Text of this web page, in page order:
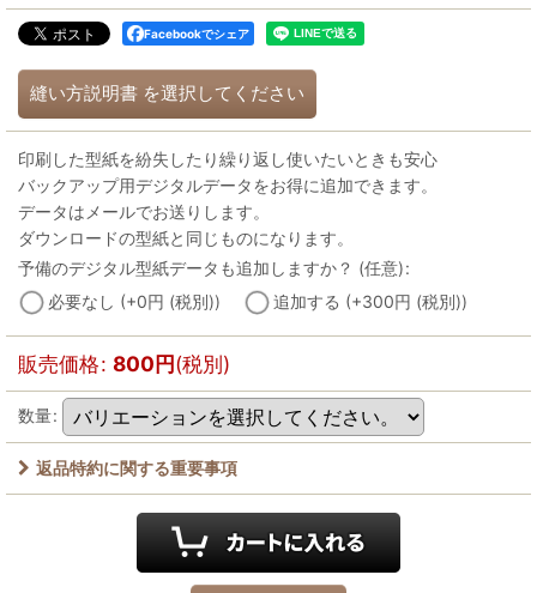
Facebookでシェア
縫い方説明書 を選択してください
印刷した型紙を紛失したり繰り返し使いたいときも安心
バックアップ用デジタルデータをお得に追加できます。
データはメールでお送りします。
ダウンロードの型紙と同じものになります。
予備のデジタル型紙データも追加しますか？ (任意):
必要なし (+0円 (税別)) 追加する (+300円 (税別))
販売価格: 800円(税別)
数量:
返品特約に関する重要事項